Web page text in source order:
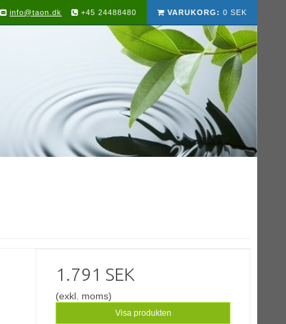
VARUKORG: 0 SEK
info@taon.dk +45 24488480
1.791 SEK
(exkl. moms)
Visa produkten